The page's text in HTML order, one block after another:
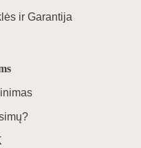
ir Garantija